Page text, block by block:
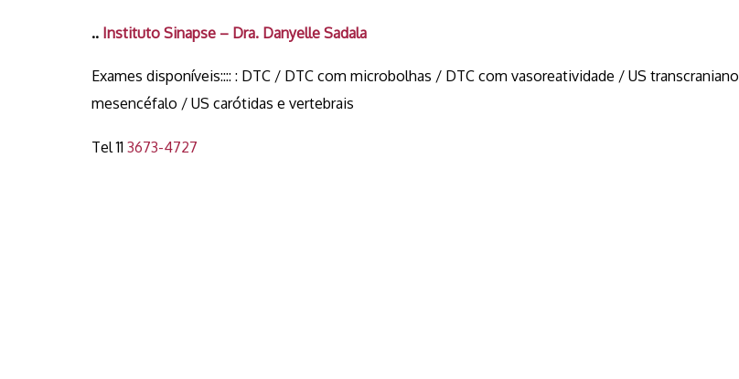
.. Instituto Sinapse – Dra. Danyelle Sadala
Exames disponíveis:::: : DTC / DTC com microbolhas / DTC com vasoreatividade / US transcraniano
mesencéfalo / US carótidas e vertebrais
Tel 113673-4727